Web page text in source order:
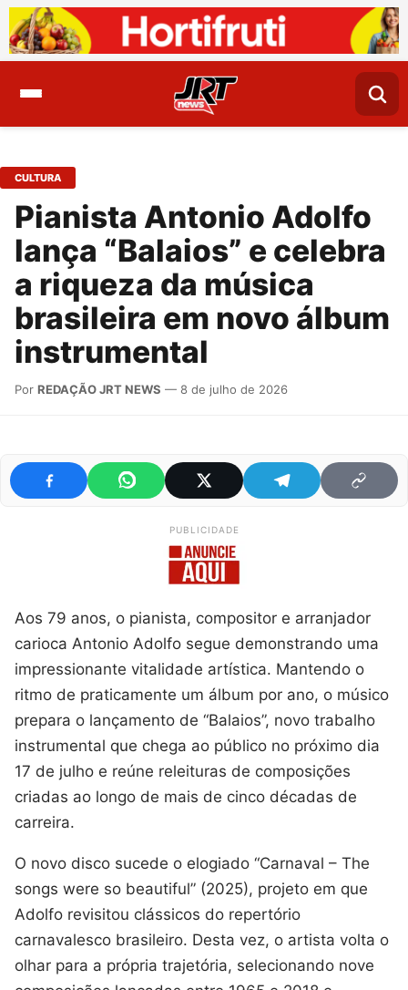
CULTURA
Pianista Antonio Adolfo
lança “Balaios” e celebra
a riqueza da música
brasileira em novo álbum
instrumental
Por REDAÇÃO JRT NEWS — 8 de julho de 2026
PUBLICIDADE
Aos 79 anos, o pianista, compositor e arranjador
carioca Antonio Adolfo segue demonstrando uma
impressionante vitalidade artística. Mantendo o
ritmo de praticamente um álbum por ano, o músico
prepara o lançamento de “Balaios”, novo trabalho
instrumental que chega ao público no próximo dia
17 de julho e reúne releituras de composições
criadas ao longo de mais de cinco décadas de
carreira.
O novo disco sucede o elogiado “Carnaval – The
songs were so beautiful” (2025), projeto em que
Adolfo revisitou clássicos do repertório
carnavalesco brasileiro. Desta vez, o artista volta o
olhar para a própria trajetória, selecionando nove